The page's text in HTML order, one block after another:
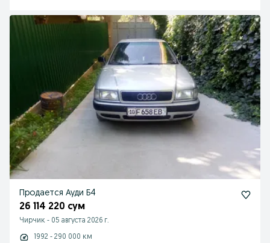
Продается Ауди Б4
26 114 220 сум
Чирчик - 05 августа 2026 г.
1992 - 290 000 км